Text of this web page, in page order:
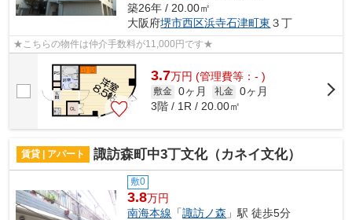
築26年 / 20.00㎡
大阪府堺市西区浜寺石津町東 ３丁
★こちらの物件は仲介手数料が11,000円です★
3.7万円 (管理費等：- )
敷金 0ヶ月 礼金 0ヶ月
3階 / 1R / 20.00㎡
賃貸 | アパート 諏訪森町中3丁文化（カネイ文化）
敷0
3.8万円
南海本線 「諏訪ノ森 」駅 徒歩5分